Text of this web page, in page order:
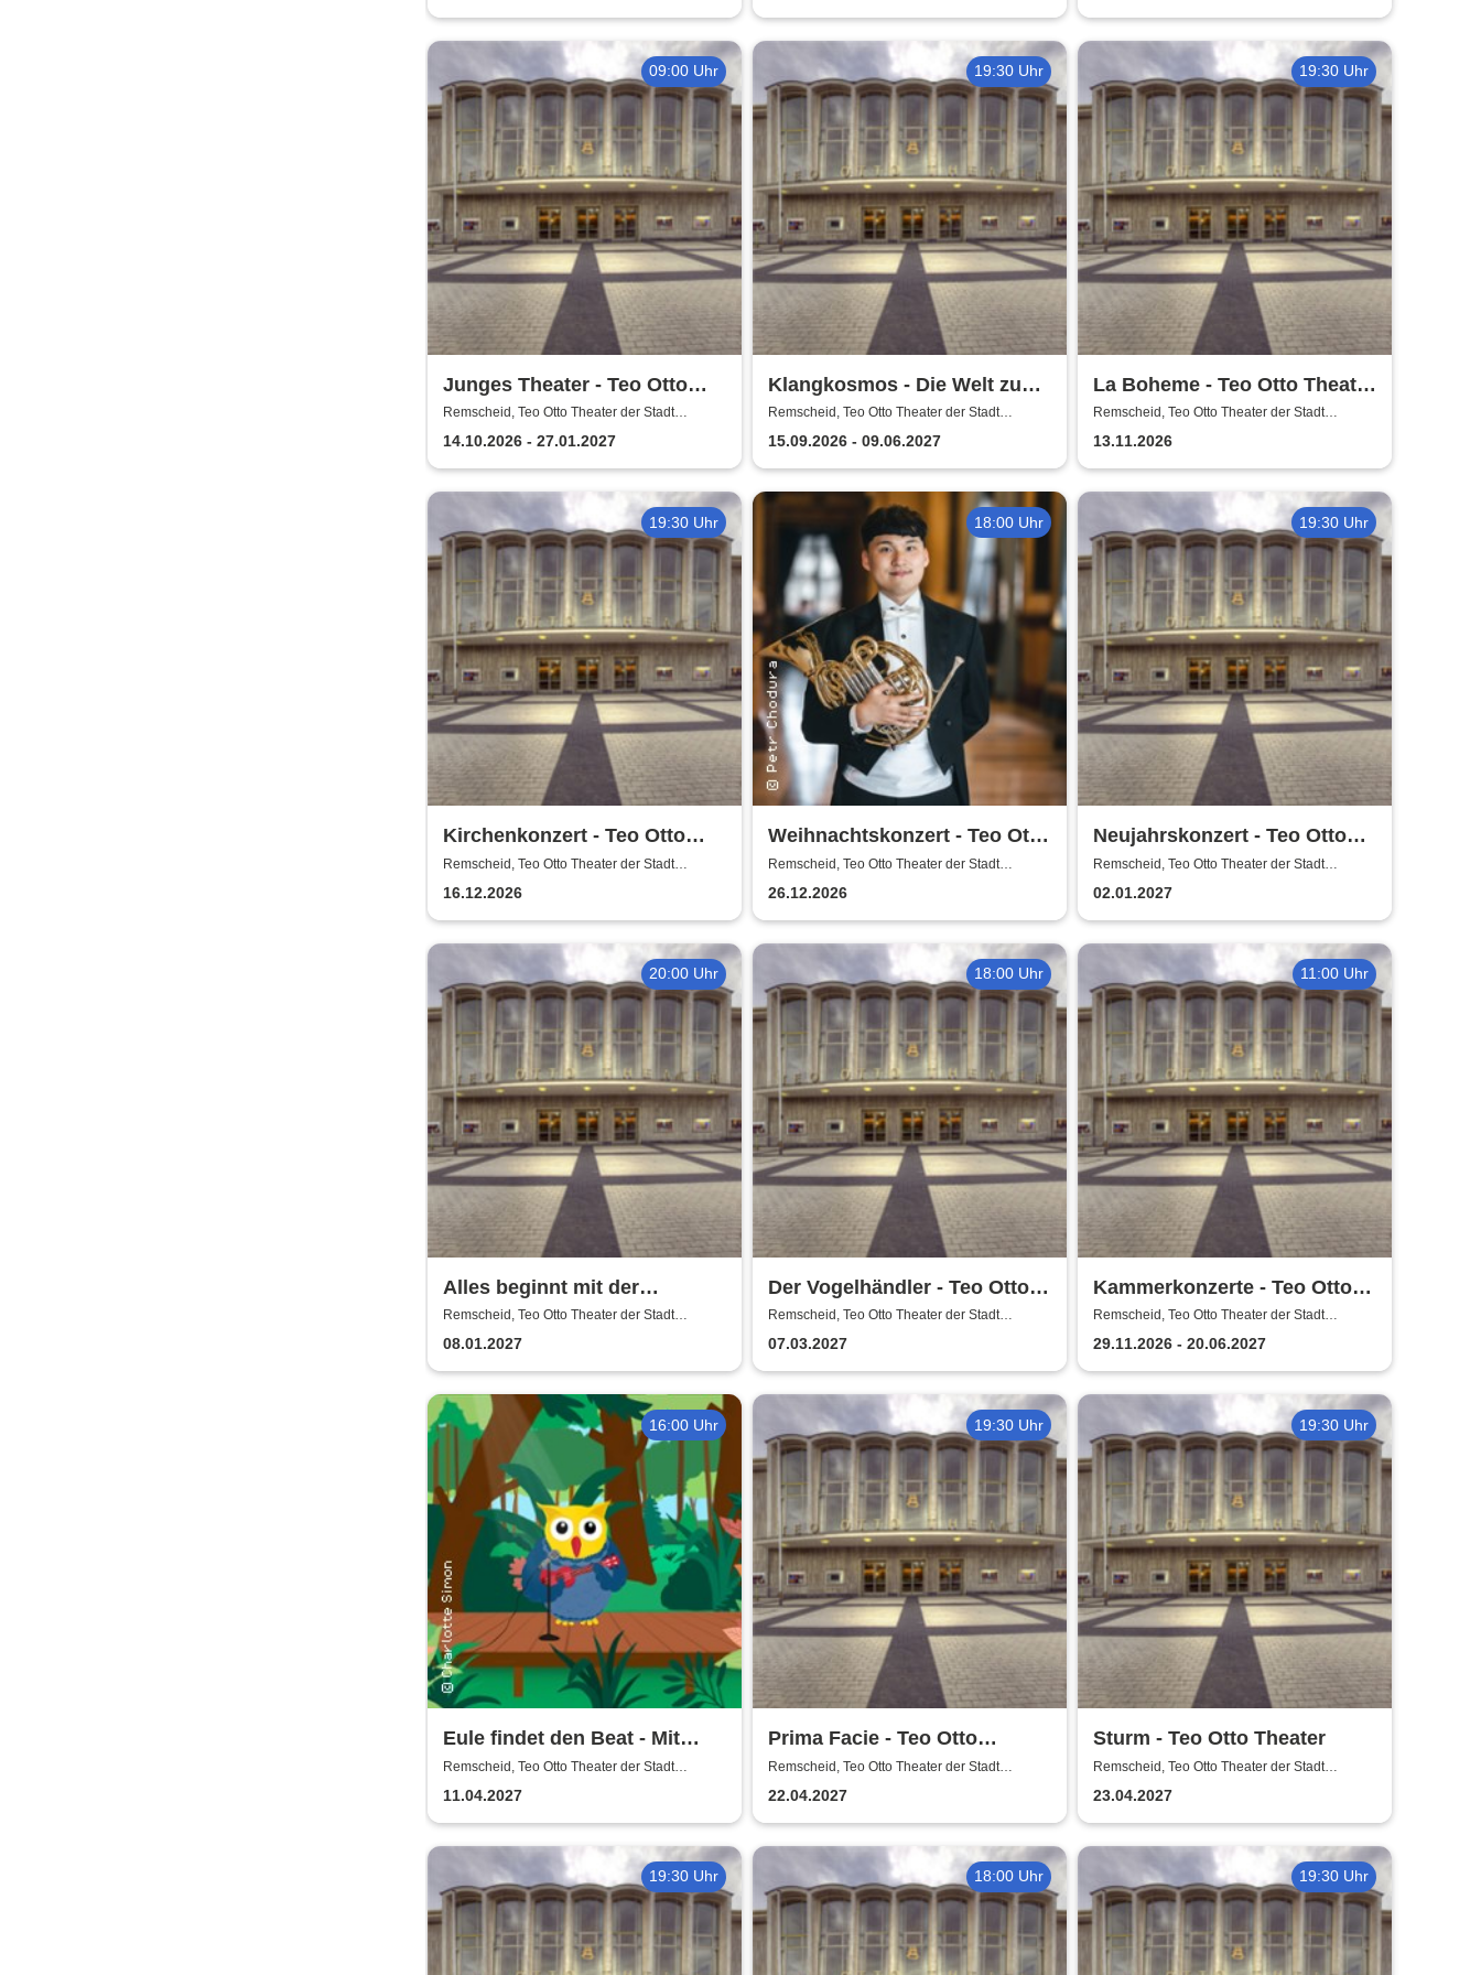
09:00 Uhr
Junges Theater - Teo Otto
Theater der Stadt Remscheid
Remscheid, Teo Otto Theater der Stadt
Remscheid
14.10.2026 - 27.01.2027
19:30 Uhr
Klangkosmos - Die Welt zu
Gast in Remscheid
Remscheid, Teo Otto Theater der Stadt
Remscheid
15.09.2026 - 09.06.2027
19:30 Uhr
La Boheme - Teo Otto Theater
der Stadt Remscheid
Remscheid, Teo Otto Theater der Stadt
Remscheid
13.11.2026
19:30 Uhr
Kirchenkonzert - Teo Otto
Theater der Stadt Remscheid
Remscheid, Teo Otto Theater der Stadt
16.12.2026
18:00 Uhr
Weihnachtskonzert - Teo Otto
Theater der Stadt Remscheid
Remscheid, Teo Otto Theater der Stadt
26.12.2026
19:30 Uhr
Neujahrskonzert - Teo Otto
Theater der Stadt Remscheid
Remscheid, Teo Otto Theater der Stadt
02.01.2027
20:00 Uhr
Alles beginnt mit der
Sehnsucht - Teo Otto Theater
Remscheid, Teo Otto Theater der Stadt
Remscheid
08.01.2027
18:00 Uhr
Der Vogelhändler - Teo Otto
Theater der Stadt Remscheid
Remscheid, Teo Otto Theater der Stadt
Remscheid
07.03.2027
11:00 Uhr
Kammerkonzerte - Teo Otto
Theater der Stadt Remscheid
Remscheid, Teo Otto Theater der Stadt
Remscheid
29.11.2026 - 20.06.2027
16:00 Uhr
Eule findet den Beat - Mit
Gefühl
Remscheid, Teo Otto Theater der Stadt
11.04.2027
19:30 Uhr
Prima Facie - Teo Otto
Theater
Remscheid, Teo Otto Theater der Stadt
22.04.2027
19:30 Uhr
Sturm - Teo Otto Theater
Remscheid, Teo Otto Theater der Stadt
23.04.2027
19:30 Uhr 18:00 Uhr 19:30 Uhr